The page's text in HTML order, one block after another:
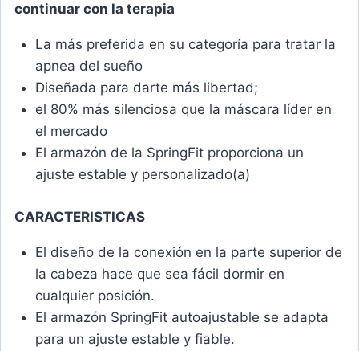
continuar con la terapia
La más preferida en su categoría para tratar la
apnea del sueño
Diseñada para darte más libertad;
el 80% más silenciosa que la máscara líder en
el mercado
El armazón de la SpringFit proporciona un
ajuste estable y personalizado(a)
CARACTERISTICAS
El diseño de la conexión en la parte superior de
la cabeza hace que sea fácil dormir en
cualquier posición.
El armazón SpringFit autoajustable se adapta
para un ajuste estable y fiable.